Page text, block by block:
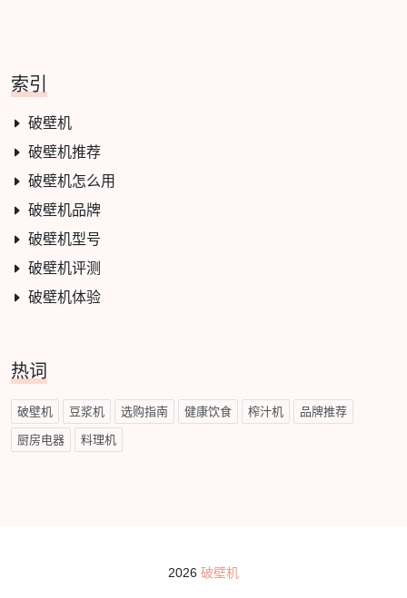
索引
破壁机
破壁机推荐
破壁机怎么用
破壁机品牌
破壁机型号
破壁机评测
破壁机体验
热词
破壁机 豆浆机 选购指南 健康饮食 榨汁机 品牌推荐
厨房电器 料理机
2026 破壁机